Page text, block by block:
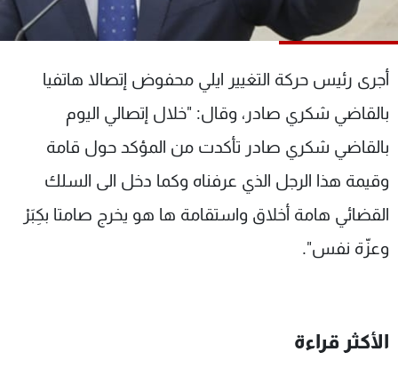
أجرى رئيس حركة التغيير ايلي محفوض إتصالا هاتفيا
بالقاضي شكري صادر، وقال: "خلال إتصالي اليوم
بالقاضي ‫شكري صادر تأكدت من المؤكد حول قامة
وقيمة هذا الرجل الذي عرفناه وكما دخل الى السلك
القضائي هامة أخلاق واستقامة ها هو يخرج صامتا بكِبَرْ
وعزّة نفس".
الأكثر قراءة
الترددات
عن MTV
لاعلاناتكم
وظائف
شروط الإسـتخدام